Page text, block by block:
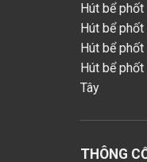
Hút bể
Hút bể
Hút bể phốt
Hút bể
Tây
THÔNG